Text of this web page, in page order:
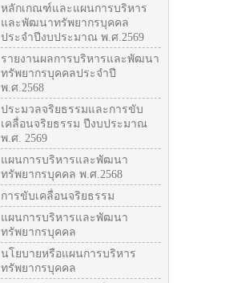
หลักเกณฑ์และแผนการบริหาร
และพัฒนาทรัพยากรบุคคล
ประจำปีงบประมาณ พ.ศ.2569
รายงานผลการบริหารและพัฒนา
ทรัพยากรบุคคลประจำปี
พ.ศ.2568
ประมวลจริยธรรมและการขับ
เคลื่อนจริยธรรม ปีงบประมาณ
พ.ศ. 2569
แผนการบริหารและพัฒนา
ทรัพยากรบุคคล พ.ศ.2568
การขับเคลื่อนจริยธรรม
แผนการบริหารและพัฒนา
ทรัพยากรบุคคล
นโยบายหรือแผนการบริหาร
ทรัพยากรบุคคล